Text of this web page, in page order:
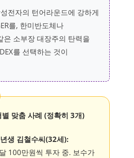
전자의 턴어라운드에 강하게
를, 한미반도체나
은 소부장 대장주의 탄력을
를 선택하는 것이
맞춤 사례 (정확히 3개)
생 김철수씨(32세):
100만원씩 투자 중. 보수가